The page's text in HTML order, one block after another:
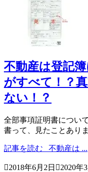
不動産は登記
がすべて！？
ない！？
全部事項証明書につい
書って、見たことあり
記事を読む 不動産は ...
2018年6月2日 2020年